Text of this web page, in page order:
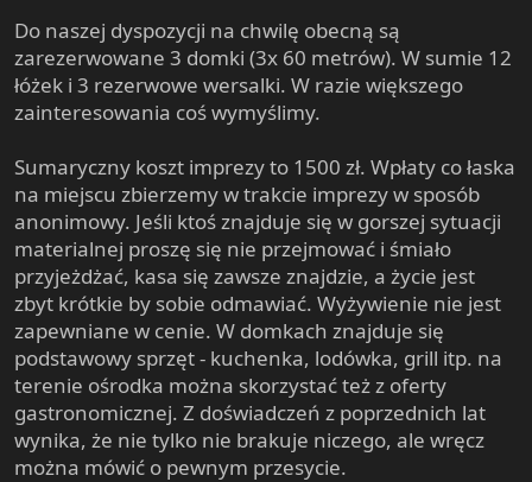
Do naszej dyspozycji na chwilę obecną są
zarezerwowane 3 domki (3x 60 metrów). W sumie 12
łóżek i 3 rezerwowe wersalki. W razie większego
zainteresowania coś wymyślimy.
Sumaryczny koszt imprezy to 1500 zł. Wpłaty co łaska
na miejscu zbierzemy w trakcie imprezy w sposób
anonimowy. Jeśli ktoś znajduje się w gorszej sytuacji
materialnej proszę się nie przejmować i śmiało
przyjeżdżać, kasa się zawsze znajdzie, a życie jest
zbyt krótkie by sobie odmawiać. Wyżywienie nie jest
zapewniane w cenie. W domkach znajduje się
podstawowy sprzęt - kuchenka, lodówka, grill itp. na
terenie ośrodka można skorzystać też z oferty
gastronomicznej. Z doświadczeń z poprzednich lat
wynika, że nie tylko nie brakuje niczego, ale wręcz
można mówić o pewnym przesycie.